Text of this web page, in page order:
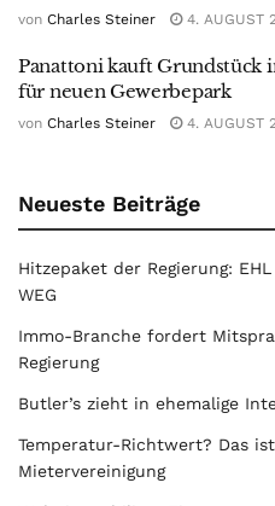
von Charles Steiner 4. AUGUST
Panattoni kauft Grundstück
für neuen Gewerbepark
von Charles Steiner 4. AUGUST
Neueste Beiträge
Hitzepaket der Regierung:
WEG
Immo-Branche fordert
Regierung
Butler’s zieht in ehemalige
Temperatur-Richtwert? Das
Mietervereinigung